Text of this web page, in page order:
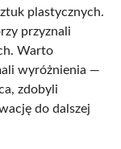
plastycznych.
przyznali
Warto
wyróżnienia —
zdobyli
do dalszej